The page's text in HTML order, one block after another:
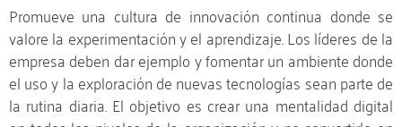
Promueve una cultura de innovación continua donde se
valore la experimentación y el aprendizaje. Los líderes de la
empresa deben dar ejemplo y fomentar un ambiente donde
el uso y la exploración de nuevas tecnologías sean parte de
la rutina diaria. El objetivo es crear una mentalidad digital